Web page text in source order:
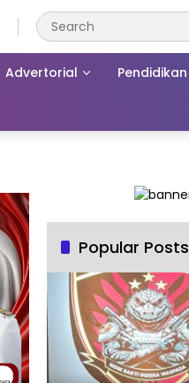
Advertorial Pendidikan
Popular Posts